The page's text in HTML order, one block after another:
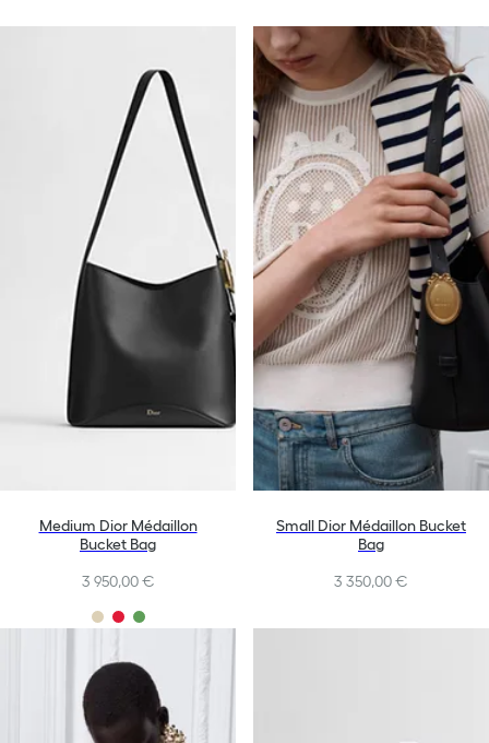
Medium Dior Médaillon
Bucket Bag
3 950,00 €
Small Dior Médaillon Bucket
Bag
3 350,00 €